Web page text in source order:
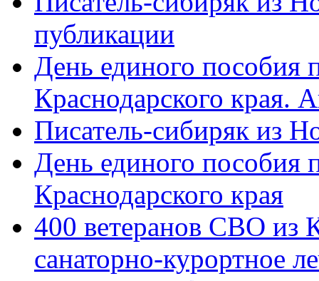
публикации
День единого пособия
Краснодарского края.
Писатель-сибиряк из
День единого пособия
Краснодарского края
400 ветеранов СВО из
санаторно-курортное